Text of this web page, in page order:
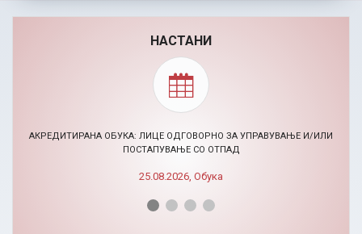
НАСТАНИ
АКРЕДИТИРАНА ОБУКА: ЛИЦЕ ОДГОВОРНО ЗА УПРАВУВАЊЕ И/ИЛИ
ПОСТАПУВАЊЕ СО ОТПАД
25.08.2026, Обука